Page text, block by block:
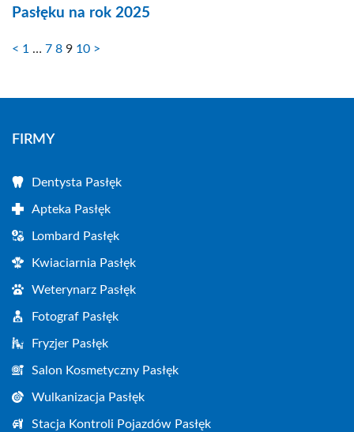
Pasłęku na rok 2025
< 1 … 7 8 9 10 >
FIRMY
Dentysta Pasłęk
Apteka Pasłęk
Lombard Pasłęk
Kwiaciarnia Pasłęk
Weterynarz Pasłęk
Fotograf Pasłęk
Fryzjer Pasłęk
Salon Kosmetyczny Pasłęk
Wulkanizacja Pasłęk
Stacja Kontroli Pojazdów Pasłęk